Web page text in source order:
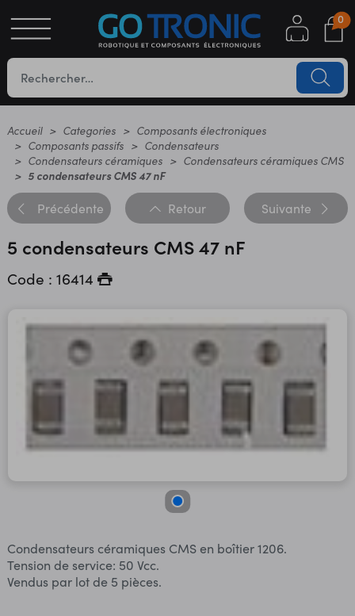
0
Accueil Categories
Composants électroniques
Composants passifs
Condensateurs
Condensateurs céramiques
Condensateurs céramiques CMS
5 condensateurs CMS 47 nF
Précédente Retour Suivante
5 condensateurs CMS 47 nF
Code : 16414
Condensateurs céramiques CMS en boîtier 1206.
Tension de service: 50 Vcc.
Vendus par lot de 5 pièces.